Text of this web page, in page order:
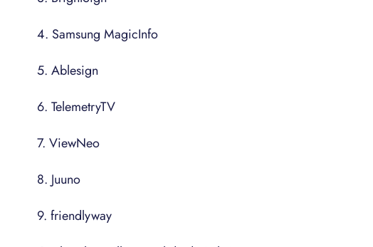
4. Samsung MagicInfo
5. Ablesign
6. TelemetryTV
7. ViewNeo
8. Juuno
9. friendlyway